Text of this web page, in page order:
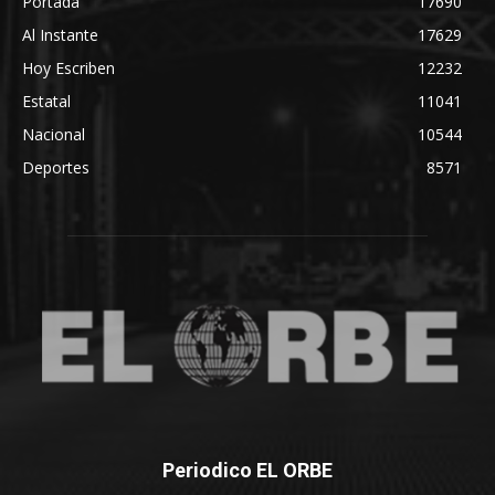
Al Instante
17629
Hoy Escriben
12232
Estatal
11041
Nacional
10544
Deportes
8571
Periodico EL ORBE